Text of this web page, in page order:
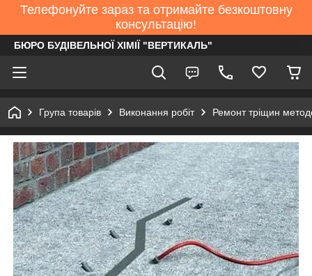
Телефонуйте зараз та отримайте безкоштовну
консультацію!
БЮРО БУДІВЕЛЬНОЇ ХІМІЇ "ВЕРТИКАЛЬ"
Група товарів Виконання робіт Ремонт тріщин